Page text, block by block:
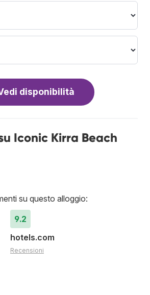
disponibilità
Iconic Kirra Beach
su questo alloggio:
9.2
hotels.com
Recensioni